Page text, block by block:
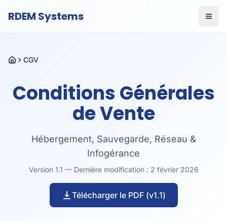
RDEM Systems
Accueil
CGV
Conditions Générales
de Vente
Hébergement, Sauvegarde, Réseau &
Infogérance
Version 1.1 — Dernière modification : 2 février 2026
Télécharger le PDF (v1.1)